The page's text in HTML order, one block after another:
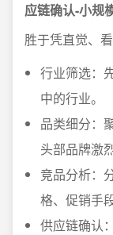
应链确认-小规
胜于凭直觉、
行业筛选：
中的行业。
品类细分：
头部品牌激
竞品分析：
格、促销手
供应链确认